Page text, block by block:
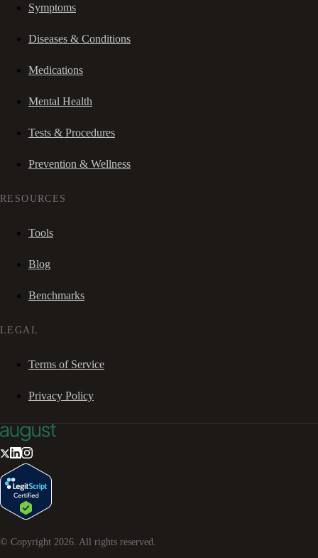
Symptoms
Diseases & Conditions
Medications
Mental Health
Tests & Procedures
Prevention & Wellness
RESOURCES
Tools
Blog
Benchmarks
LEGAL
Terms of Service
Privacy Policy
© Copyright 2026 . All rights reserved.